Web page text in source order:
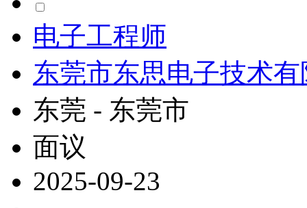
电子工程师
东莞市东思电子技术
东莞 - 东莞市
面议
2025-09-23